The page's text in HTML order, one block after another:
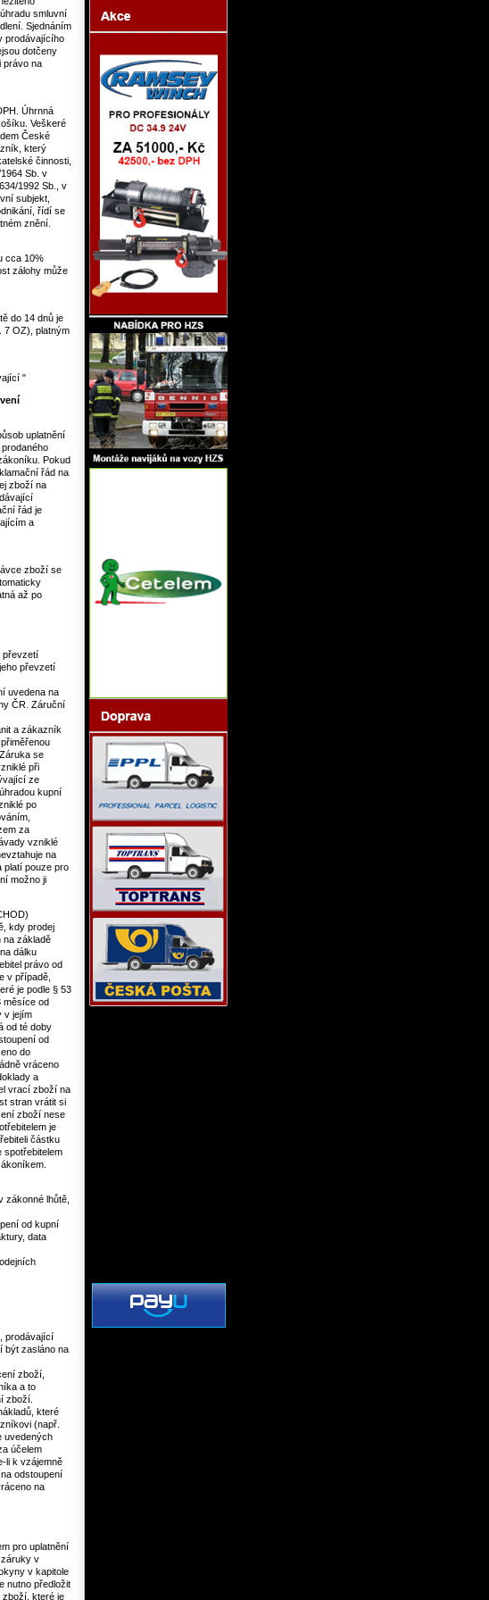
smluvní
Sjednáním
prodávajícího
dotčeny
právo na
Úhrnná
Veškeré
České
který
činnosti,
Sb. v
1992 Sb., v
subjekt,
řídí se
znění.
cca 10%
zálohy může
do 14 dnů je
7 OZ), platným
"
uplatnění
Pokud
řád na
zboží na
řád je
a
zboží se
až po
převzetí
převzetí
uvedena na
ČR. Záruční
a zákazník
se
při
ze
kupní
po
za
vzniklé
na
platí pouze pro
možno ji
kdy prodej
na základě
dálku
právo od
v případě,
je podle § 53
měsíce od
v jejím
od té doby
od
do
vráceno
a
vrací zboží na
stran vrátit si
zboží nese
je
částku
spotřebitelem
zákonné lhůtě,
od kupní
data
prodávající
být zasláno na
zboží,
a to
zboží.
které
(např.
uvedených
účelem
li k vzájemně
odstoupení
na
pro uplatnění
záruky v
v kapitole
nutno předložit
zboží, které je